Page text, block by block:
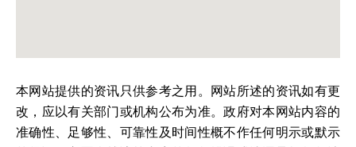
本网站提供的资讯只供参考之用。网站所述的资讯如有更
改，应以有关部门或机构公布为准。政府对本网站内容的
准确性、足够性、可靠性及时间性概不作任何明示或默示